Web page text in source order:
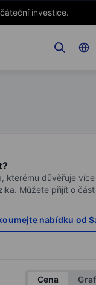
investice.
kterému důvěřuje
Můžete přijít o
nabídku od
Cena